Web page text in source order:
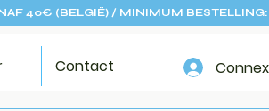
Contact
40€ (BELGIË) / MINIMUM